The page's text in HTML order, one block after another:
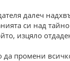
далеч
си над
изцяло
промени